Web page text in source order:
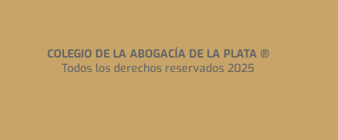
COLEGIO DE LA ABOGACÍA DE LA PLATA®
Todos los derechos reservados 2025